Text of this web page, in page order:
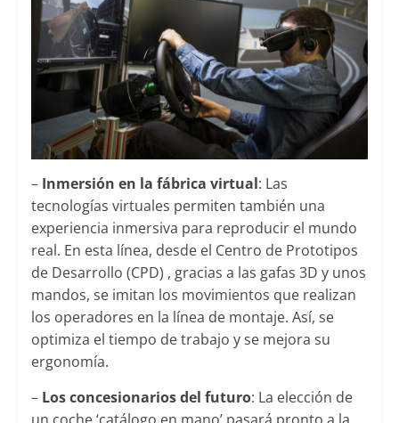
– Inmersión en la fábrica virtual: Las
tecnologías virtuales permiten también una
experiencia inmersiva para reproducir el mundo
real. En esta línea, desde el Centro de Prototipos
de Desarrollo (CPD) , gracias a las gafas 3D y unos
mandos, se imitan los movimientos que realizan
los operadores en la línea de montaje. Así, se
optimiza el tiempo de trabajo y se mejora su
ergonomía.
– Los concesionarios del futuro: La elección de